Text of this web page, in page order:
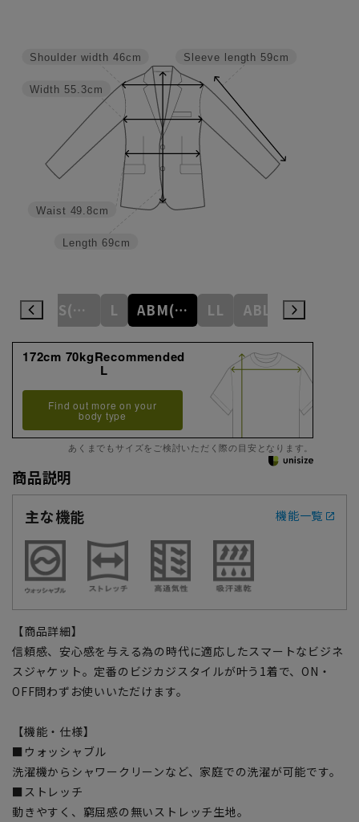
Sleeve length 59cm
Length 69cm
Waist 49.8cm
Width 55.3cm
Shoulder width 46cm
ABS(WideS) L ABM(WideM) LL
172cm 70kgRecommended
L
Find out more on your
body type
あくまでもサイズをご検討いただく際の目安となります。
商品説明
主な機能
機能一覧
【商品詳細】
信頼感、安心感を与える為の時代に適応したスマートなビジネ
スジャケット。定番のビジカジスタイルが叶う1着で、ON・
OFF問わずお使いいただけます。
【機能・仕様】
■ウォッシャブル
洗濯機からシャワークリーンなど、家庭での洗濯が可能です。
■ストレッチ
動きやすく、窮屈感の無いストレッチ生地。